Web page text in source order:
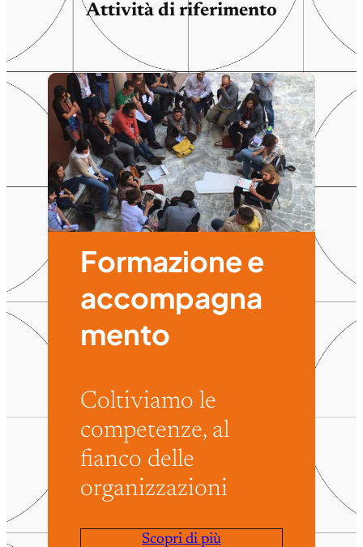
Attività di riferimento
Formazione e
accompagna
mento
Coltiviamo le
competenze, al
fianco delle
organizzazioni
Scopri di più